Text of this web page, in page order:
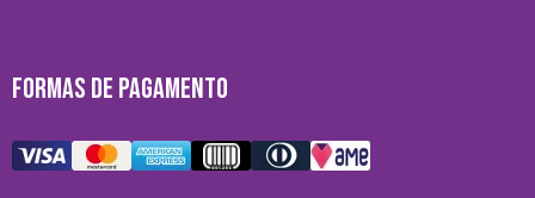
FORMAS DE PAGAMENTO